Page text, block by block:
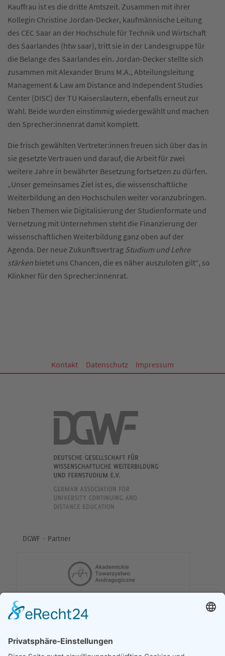
Kauffrau ist es die dritte Amtszeit. Zusammen mit ihrer
Kollegin Christine Jordan-Decker, kaufmännische Leitung
des CEC Saar an der Hochschule für Technik und Wirtschaft
des Saarlandes (htw saar), tritt sie in der Landesgruppe für
die Belange des Saarlandes ein. Jordan-Decker stellte sich
zusammen mit Alexander Bruns M.A., Abteilungsleitung
Management & Law am Distance and Independent Studies
Center (DISC) der TU Kaiserslautern, ebenfalls erneut zur
Wahl. Beide wurden einstimmig wiedergewählt und machen
den Sprecher:innenrat damit komplett.
Die frisch gewählten Vertreter:innen freuen sich über das in
sie gesetzte Vertrauen und darauf, die Arbeit für zwei
weitere Jahre in bewährter Besetzung fortsetzen zu dürfen.
„Unser gemeinsames Ziel ist es, die wissenschaftliche
Weiterbildung an den Hochschulen weiter voranzubringen.
Neben Themen wie Digitalisierung der Studienformate und
Vernetzung mit Unternehmen steht die Finanzierung der
wissenschaftlichen Weiterbildung ganz oben auf der
Agenda. Der neue Zukunftsvertrag Studium und Lehre
stärken bietet uns Chancen, die es näher auszuloten gilt“, so
Klinkner für den Sprecher:innenrat.
Kontakt Datenschutz Impressum
DGWF - Partner